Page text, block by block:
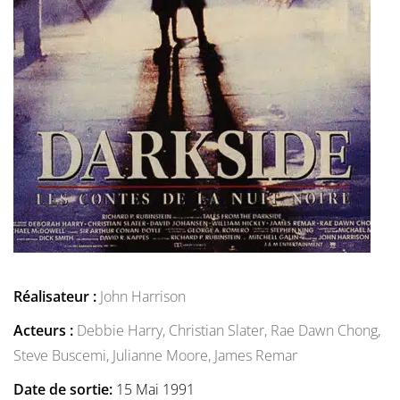
Réalisateur : John Harrison
Acteurs : Debbie Harry, Christian Slater, Rae Dawn Chong,
Steve Buscemi, Julianne Moore, James Remar
Date de sortie: 15 Mai 1991